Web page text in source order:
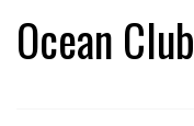
Ocean Club